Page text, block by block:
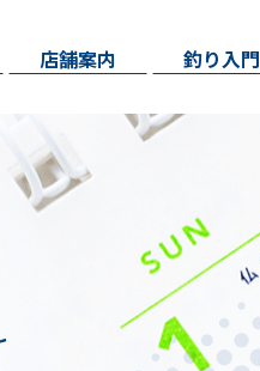
店舗案内 釣り入門